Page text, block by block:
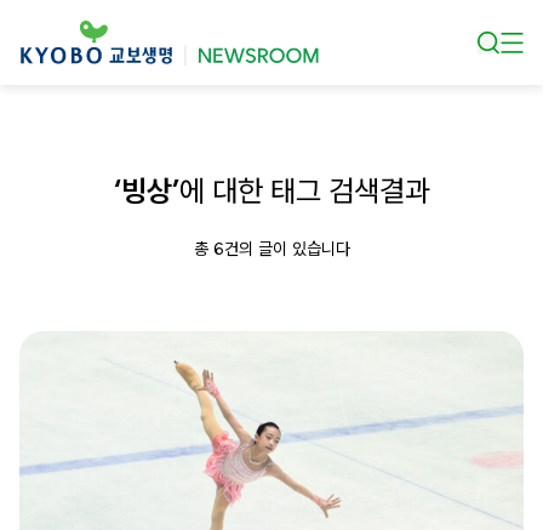
‘빙상’에 대한 태그 검색결과
총 6건의 글이 있습니다